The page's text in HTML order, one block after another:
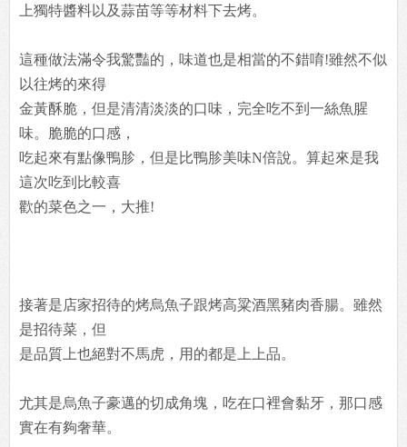
上獨特醬料以及蒜苗等等材料下去烤。
這種做法滿令我驚豔的，味道也是相當的不錯唷!雖然不似
以往烤的來得
金黃酥脆，但是清清淡淡的口味，完全吃不到一絲魚腥
味。脆脆的口感，
吃起來有點像鴨胗，但是比鴨胗美味N倍說。算起來是我
這次吃到比較喜
歡的菜色之一，大推!
接著是店家招待的烤烏魚子跟烤高粱酒黑豬肉香腸。雖然
是招待菜，但
是品質上也絕對不馬虎，用的都是上上品。
尤其是烏魚子豪邁的切成角塊，吃在口裡會黏牙，那口感
實在有夠奢華。